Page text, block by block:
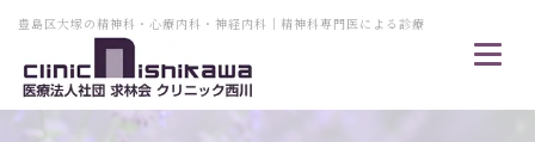
豊島区大塚の精神科・心療内科・神経内科｜精神科専門医による診療